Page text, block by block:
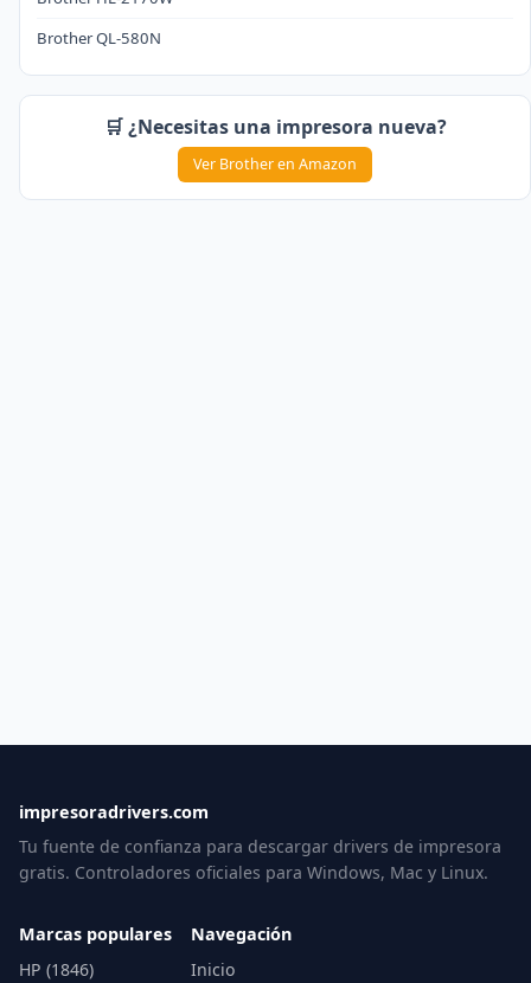
Brother QL-580N
🛒 ¿Necesitas una impresora nueva?
Ver Brother en Amazon
impresoradrivers.com
Tu fuente de confianza para descargar drivers de impresora
gratis. Controladores oficiales para Windows, Mac y Linux.
Marcas populares
HP (1846)
Navegación
Inicio